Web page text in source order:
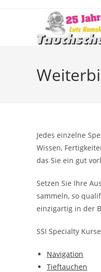
Jedes einzelne
Wissen,
das Sie ein gut
Setzen Sie Ihre
sammeln, so
einzigartig in der
SSI Specialty
Navigation
Tieftauchen